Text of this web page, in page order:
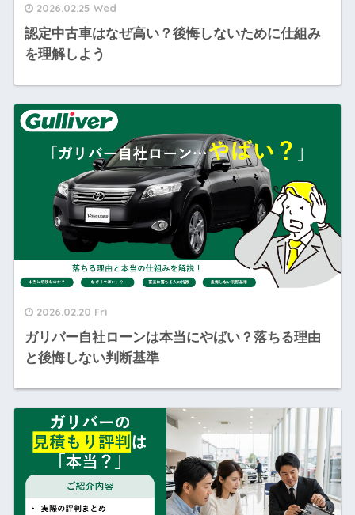
2026.02.25 Wed
認定中古車はなぜ高い？後悔しないために仕組み
を理解しよう
2026.02.20 Fri
ガリバー自社ローンは本当にやばい？落ちる理由
と後悔しない判断基準